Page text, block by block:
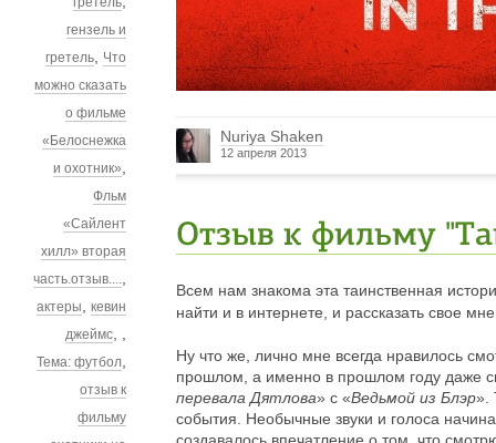
гензель и
гретель,
Что
можно сказать
о фильме
«Белоснежка
и охотник»
Фльм
«Сайлент
хилл» вторая
часть.отзыв....
актеры
кевин
джеймс,
Тема: футбол,
отзыв к
фильму
Nuriya Shaken
12 апреля 2013
Отзыв к фильму
Всем нам знакома эта таинственная
найти и в интернете, и рассказать свое
Ну что же, лично мне всегда нравилось
прошлом, а именно в прошлом году даже
перевала Дятлова» с «Ведьмой из Блэр».
события. Необычные звуки и голоса